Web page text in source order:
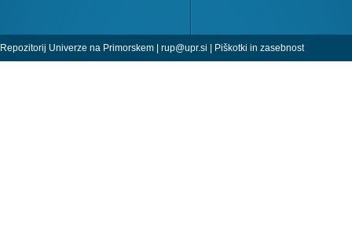
Repozitorij Univerze na Primorskem | rup@upr.si | Piškotki in zasebnost